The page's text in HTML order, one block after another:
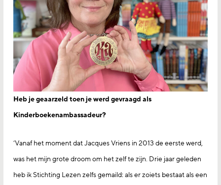
Heb je geaarzeld toen je werd gevraagd als
Kinderboekenambassadeur?
‘Vanaf het moment dat Jacques Vriens in 2013 de eerste werd,
was het mijn grote droom om het zelf te zijn. Drie jaar geleden
heb ik Stichting Lezen zelfs gemaild: als er zoiets bestaat als een